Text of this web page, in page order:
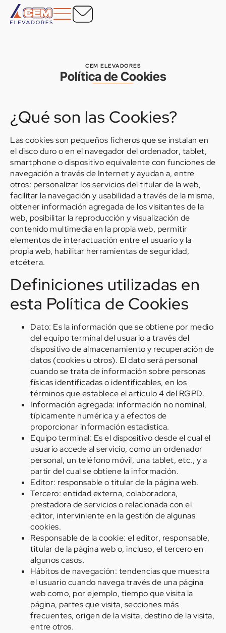
CEM ELEVADORES
Política de Cookies
¿Qué son las Cookies?
Las cookies son pequeños ficheros que se instalan en
el disco duro o en el navegador del ordenador, tablet,
smartphone o dispositivo equivalente con funciones de
navegación a través de Internet y ayudan a, entre
otros: personalizar los servicios del titular de la web,
facilitar la navegación y usabilidad a través de la misma,
obtener información agregada de los visitantes de la
web, posibilitar la reproducción y visualización de
contenido multimedia en la propia web, permitir
elementos de interactuación entre el usuario y la
propia web, habilitar herramientas de seguridad,
etcétera.
Definiciones utilizadas en
esta Política de Cookies
Dato: Es la información que se obtiene por medio
del equipo terminal del usuario a través del
dispositivo de almacenamiento y recuperación de
datos (cookies u otros). El dato será personal
cuando se trata de información sobre personas
físicas identificadas o identificables, en los
términos que establece el artículo 4 del RGPD.
Información agregada: información no nominal,
típicamente numérica y a efectos de
proporcionar información estadística.
Equipo terminal: Es el dispositivo desde el cual el
usuario accede al servicio, como un ordenador
personal, un teléfono móvil, una tablet, etc., y a
partir del cual se obtiene la información.
Editor: responsable o titular de la página web.
Tercero: entidad externa, colaboradora,
prestadora de servicios o relacionada con el
editor, interviniente en la gestión de algunas
cookies.
Responsable de la cookie: el editor, responsable,
titular de la página web o, incluso, el tercero en
algunos casos.
Hábitos de navegación: tendencias que muestra
el usuario cuando navega través de una página
web como, por ejemplo, tiempo que visita la
página, partes que visita, secciones más
frecuentes, origen de la visita, destino de la visita,
entre otros.